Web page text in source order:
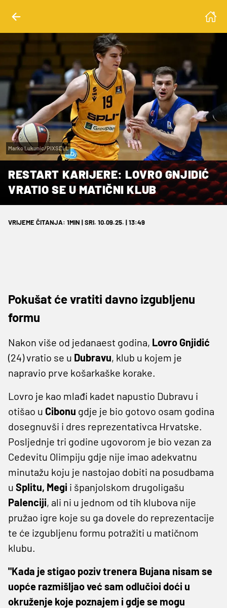
Marko Lukunic/PIXSELL
RESTART KARIJERE: LOVRO GNJIDIĆ
VRATIO SE U MATIČNI KLUB
VRIJEME ČITANJA: 1MIN | SRI. 10.09.25. | 13:49
Pokušat će vratiti davno izgubljenu
formu
Nakon više od jedanaest godina, Lovro Gnjidić
(24) vratio se u Dubravu, klub u kojem je
napravio prve košarkaške korake.
Lovro je kao mlađi kadet napustio Dubravu i
otišao u Cibonu gdje je bio gotovo osam godina
dosegnuvši i dres reprezentativca Hrvatske.
Posljednje tri godine ugovorom je bio vezan za
Cedevitu Olimpiju gdje nije imao adekvatnu
minutažu koju je nastojao dobiti na posudbama
u Splitu, Megi i španjolskom drugoligašu
Palenciji, ali ni u jednom od tih klubova nije
pružao igre koje su ga dovele do reprezentacije
te će izgubljenu formu potražiti u matičnom
klubu.
"Kada je stigao poziv trenera Bujana nisam se
uopće razmišljao već sam odlučioi doći u
okruženje koje poznajem i gdje se mogu